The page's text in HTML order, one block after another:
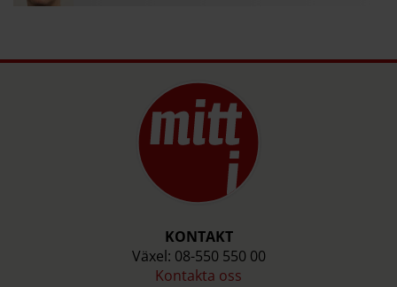
KONTAKT
Växel: 08-550 550 00
Kontakta oss